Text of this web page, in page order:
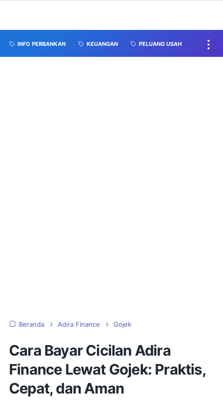
INFO PERBANKAN KEUANGAN PELUANG USAH
Beranda Adira Finance Gojek
Cara Bayar Cicilan Adira
Finance Lewat Gojek: Praktis,
Cepat, dan Aman